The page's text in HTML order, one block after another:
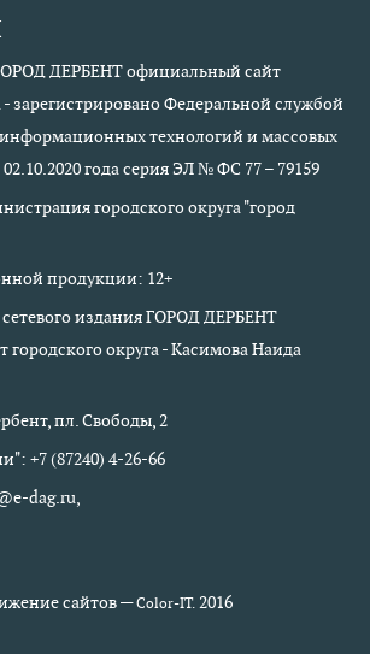
ДЕРБЕНТ официальный сайт
- зарегистрировано Федеральной службой
информационных технологий и массовых
года серия ЭЛ № ФС 77 – 79159
городского округа "город
продукции: 12+
издания ГОРОД ДЕРБЕНТ
округа - Касимова Наида
пл. Свободы, 2
+7 (87240) 4-26-66
dag.ru,
сайтов —Color-IT.2016